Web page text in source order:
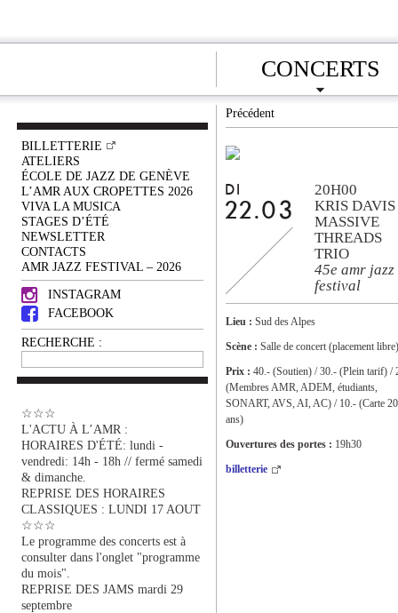
CONCERTS
BILLETTERIE
ATELIERS
ÉCOLE DE JAZZ DE GENÈVE
L’AMR AUX CROPETTES 2026
VIVA LA MUSICA
STAGES D’ÉTÉ
NEWSLETTER
CONTACTS
AMR JAZZ FESTIVAL – 2026
INSTAGRAM
FACEBOOK
RECHERCHE :
☆☆☆
L'ACTU À L’AMR :
HORAIRES D'ÉTÉ: lundi -
vendredi: 14h - 18h // fermé samedi
& dimanche.
REPRISE DES HORAIRES
CLASSIQUES : LUNDI 17 AOUT
☆☆☆
Le programme des concerts est à
consulter dans l'onglet "programme
du mois".
REPRISE DES JAMS mardi 29
septembre
Précédent
DI
22.03
20H00
KRIS DAVIS
MASSIVE
THREADS
TRIO
45e amr jazz
festival
Lieu : Sud des Alpes
Scène : Salle de concert (placement libre)
Prix : 40.- (Soutien) / 30.- (Plein tarif) /
(Membres AMR, ADEM, étudiants,
SONART, AVS, AI, AC) / 10.- (Carte 20
ans)
Ouvertures des portes : 19h30
billetterie